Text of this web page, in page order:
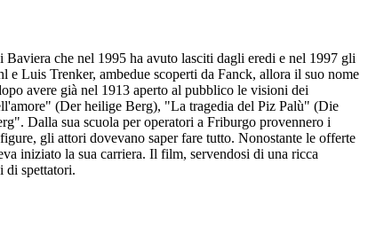
che nel 1995 ha avuto lasciti dagli eredi e nel 1997 gli
Luis Trenker, ambedue scoperti da Fanck, allora il suo nome
avere già nel 1913 aperto al pubblico le visioni dei
(Der heilige Berg), "La tragedia del Piz Palù" (Die
Dalla sua scuola per operatori a Friburgo provennero i
gli attori dovevano saper fare tutto. Nonostante le offerte
iniziato la sua carriera. Il film, servendosi di una ricca
di spettatori.